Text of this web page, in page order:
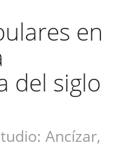
en
del siglo
Ancízar,